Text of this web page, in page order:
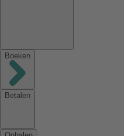
Boeken
Betalen